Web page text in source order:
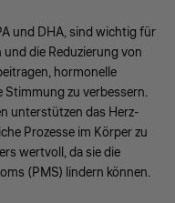
und DHA, sind wichtig für
die Reduzierung von
hormonelle
Stimmung zu verbessern.
unterstützen das Herz-
Prozesse im Körper zu
wertvoll, da sie die
(PMS) lindern können.